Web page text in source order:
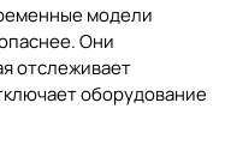
модели
Они
отслеживает
оборудование